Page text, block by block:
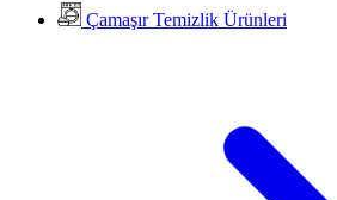
Çamaşır Temizlik Ürünleri